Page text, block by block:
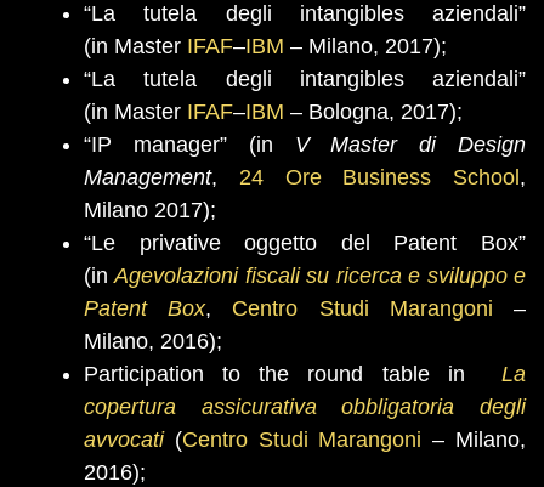
“La tutela degli intangibles aziendali”
(in Master IFAF–IBM – Milano, 2017);
“La tutela degli intangibles aziendali”
(in Master IFAF–IBM – Bologna, 2017);
“IP manager” (in V Master di Design
Management, 24 Ore Business School ,
Milano 2017);
“Le privative oggetto del Patent Box”
(inAgevolazioni fiscali su ricerca e sviluppo e
Patent Box, Centro Studi Marangoni –
Milano, 2016);
Participation to the round table in
La
copertura assicurativa obbligatoria degli
avvocati(Centro Studi Marangoni – Milano,
2016);